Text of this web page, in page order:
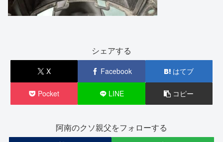
シェアする
X Facebook はてブ
Pocket LINE コピー
阿南のクソ親父をフォローする